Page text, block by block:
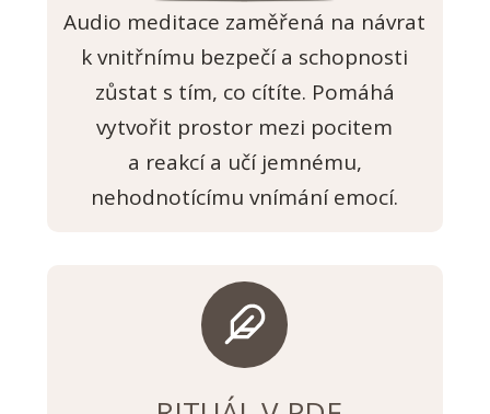
Audio meditace zaměřená na návrat
k vnitřnímu bezpečí a schopnosti
zůstat s tím, co cítíte. Pomáhá
vytvořit prostor mezi pocitem
a reakcí a učí jemnému,
nehodnotícímu vnímání emocí.